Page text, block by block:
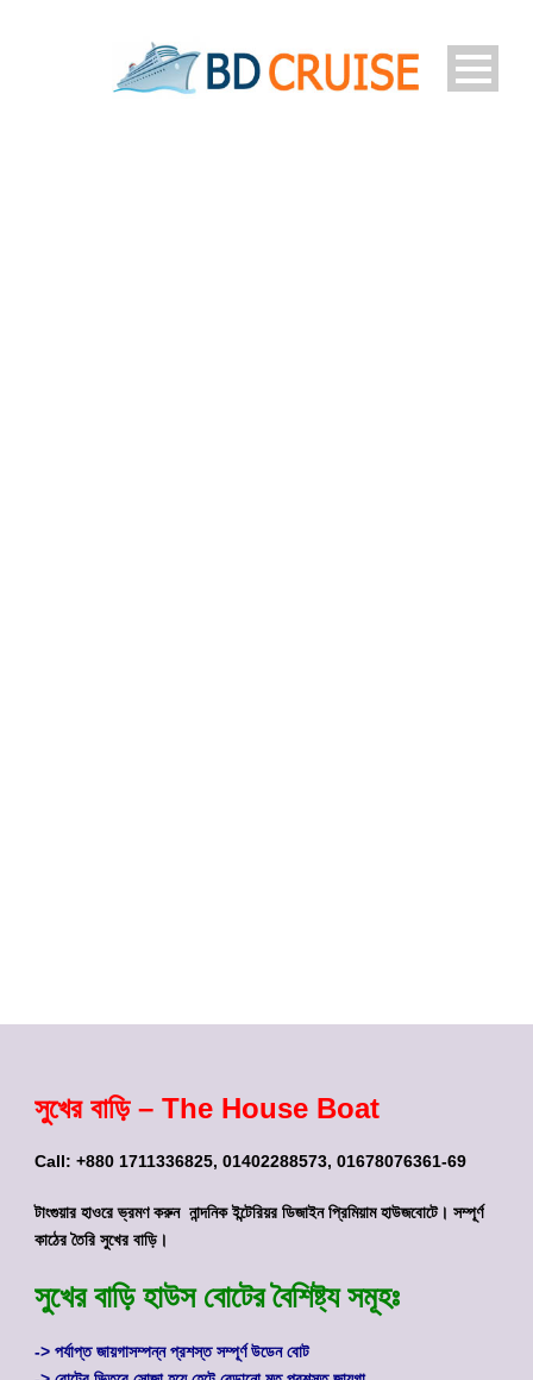
সুখের বাড়ি – The House Boat
Call: +880 1711336825, 01402288573, 01678076361-69
টাংগুয়ার হাওরে ভ্রমণ করুন নান্দনিক ইন্টেরিয়র ডিজাইন প্রিমিয়াম হাউজবোটে। সম্পূর্ণ
কাঠের তৈরি সুখের বাড়ি।
সুখের বাড়িহাউস বোটেরবৈশিষ্ট্য সমূহঃ
-> পর্যাপ্ত জায়গাসম্পন্ন প্রশস্ত সম্পূর্ণ উডেন বোট